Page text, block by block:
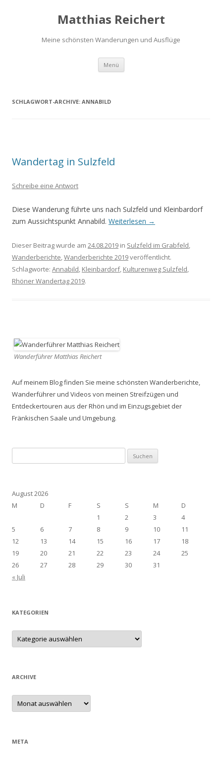
Matthias Reichert
Meine schönsten Wanderungen und Ausflüge
Menü Zum
springen
SCHLAGWORT-ARCHIVE: ANNABILD
Wandertag in Sulzfeld
Schreibe eine Antwort
Diese Wanderung führte uns nach Sulzfeld und Kleinbardorf
zum Aussichtspunkt Annabild. Weiterlesen →
Dieser Beitrag wurde am 24.08.2019 in Sulzfeld im Grabfeld,
Wanderberichte,Wanderberichte 2019veröffentlicht.
Schlagworte: Annabild, Kleinbardorf, Kulturenweg Sulzfeld,
Rhöner Wandertag 2019.
Wanderführer Matthias Reichert
Auf meinem Blog finden Sie meine schönsten Wanderberichte,
Wanderführer und Videos von meinen Streifzügen und
Entdeckertouren aus der Rhön und im Einzugsgebiet der
Fränkischen Saale und Umgebung.
nach:
August 2026
M
D F S S M
D
1
2 3
4
5
6 7 8 9 10
11
12
13 14 15 16 17
18
19
20 21 22 23 24
25
26
27 28 29 30
31
« Juli
KATEGORIEN
Kategorien
ARCHIVE
Archive
META